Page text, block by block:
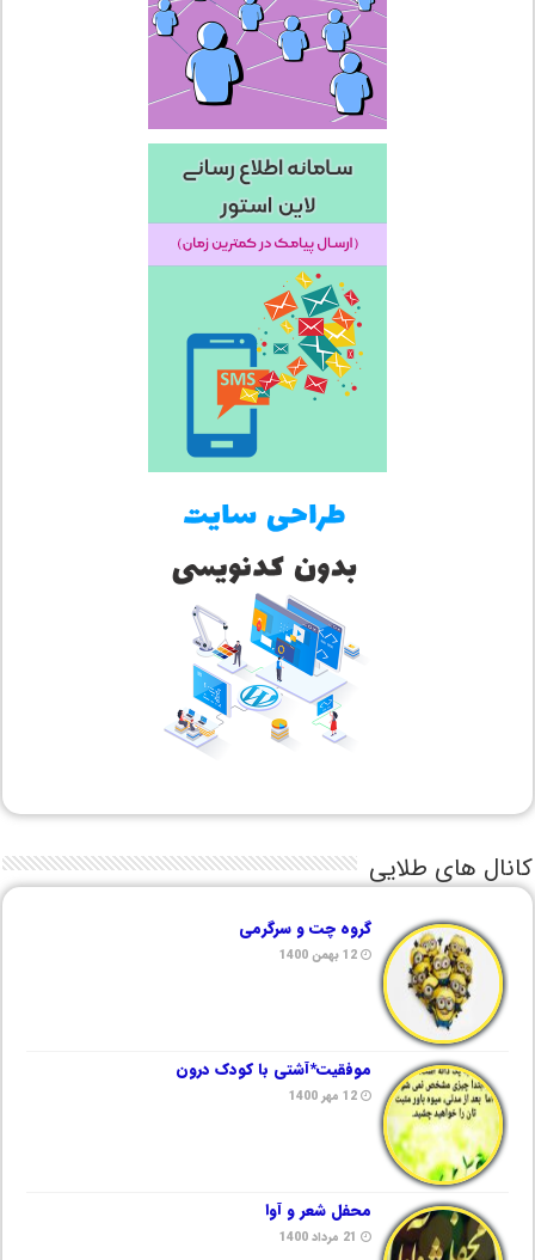
کانال های طلایی
گروه چت و سرگرمی
12 بهمن 1400
موفقیت*آشتی با کودک درون
12 مهر 1400
محفل شعر و آوا
21 مرداد 1400